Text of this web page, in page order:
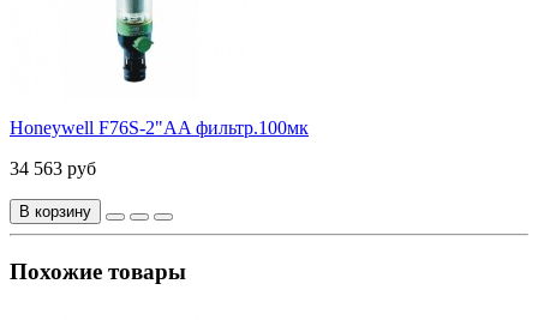
Honeywell F76S-2"AA фильтр.100мк
34 563 руб
В корзину
Похожие товары